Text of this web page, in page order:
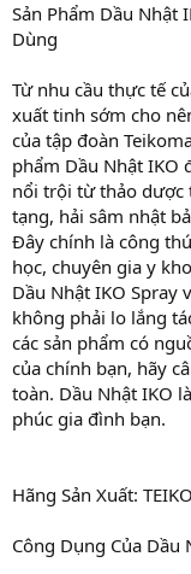
Sản Phẩm Dầu Nhật
Dùng
Từ nhu cầu thực tế
xuất tinh sớm cho
của tập đoàn
phẩm Dầu Nhật IKO
nổi trội từ thảo dược
tạng, hải sâm nhật
Đây chính là công
học, chuyên gia y
Dầu Nhật IKO Spray
không phải lo lắng
các sản phẩm có
của chính bạn, hãy
toàn. Dầu Nhật IKO
phúc gia đình bạn.
Hãng Sản Xuất:
Công Dụng Của Dầu